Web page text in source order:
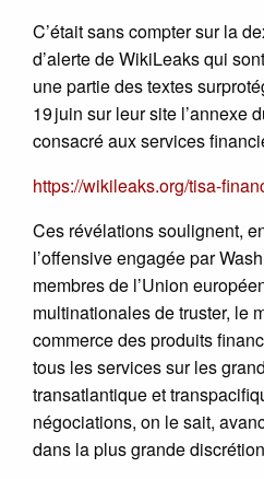
C’était sans compter sur la
d’alerte de WikiLeaks qui
une partie des textes
19 juin sur leur site l’annexe
consacré aux services
https://wikileaks.org/tisa-
Ces révélations soulignent,
l’offensive engagée par
membres de l’Union
multinationales de truster, le
commerce des produits
tous les services sur les
transatlantique et
négociations, on le sait,
dans la plus grande